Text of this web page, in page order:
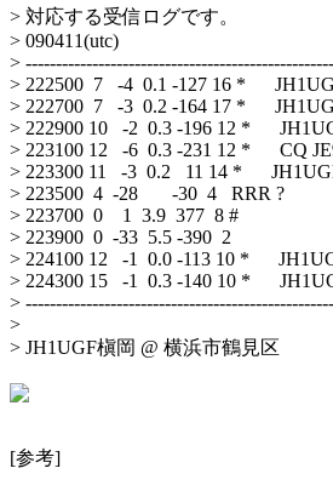
> 対応する受信ログです。
> 090411(utc)
>
> 222500  7   -4  0.1 -127 16 *
> 222700  7   -3  0.2 -164 17 *
> 222900 10   -2  0.3 -196 12 *
> 223100 12   -6  0.3 -231 12 *      CQ
> 223300 11   -3  0.2   11 14 *
> 223500  4  -28       -30  4
> 223700  0    1  3.9
> 223900  0  -33  5.5 -
> 224100 12   -1  0.0 -113 10 *
> 224300 15   -1  0.3 -140 10 *
>
>
> JH1UGF槇岡 @ 横浜市鶴見区
[参考]